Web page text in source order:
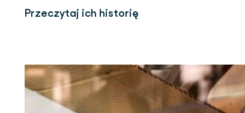
Przeczytaj ich historię